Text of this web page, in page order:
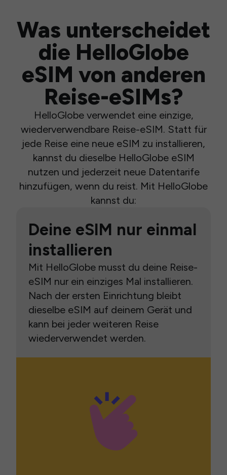
Was unterscheidet
die HelloGlobe
eSIM von anderen
Reise-eSIMs?
HelloGlobe verwendet eine einzige,
wiederverwendbare Reise-eSIM. Statt für
jede Reise eine neue eSIM zu installieren,
kannst du dieselbe HelloGlobe eSIM
nutzen und jederzeit neue Datentarife
hinzufügen, wenn du reist. Mit HelloGlobe
kannst du:
Deine eSIM nur einmal
installieren
Mit HelloGlobe musst du deine Reise-
eSIM nur ein einziges Mal installieren.
Nach der ersten Einrichtung bleibt
dieselbe eSIM auf deinem Gerät und
kann bei jeder weiteren Reise
wiederverwendet werden.